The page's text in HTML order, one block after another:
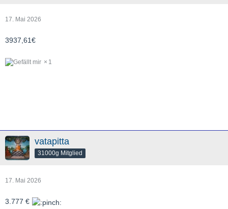
17. Mai 2026
3937,61€
1
vatapitta
31000g Mitglied
17. Mai 2026
3.777 €